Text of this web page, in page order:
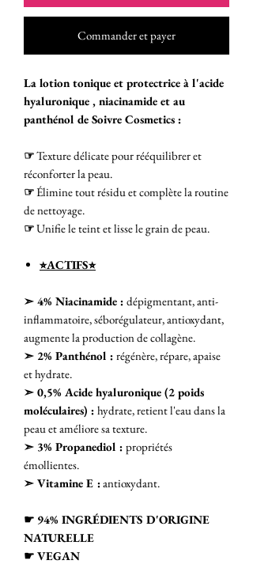
Commander et payer
La lotion tonique et protectrice à l'acide
hyaluronique , niacinamide et au
panthénol de Soivre Cosmetics :
☞Texture délicate pour rééquilibrer et
réconforter la peau.
☞Élimine tout résidu et complète la routine
de nettoyage.
☞Unifie le teint et lisse le grain de peau.
⭐︎ACTIFS⭐︎
➣ 4% Niacinamide : dépigmentant, anti-
inflammatoire, séborégulateur, antioxydant,
augmente la production de collagène.
➣ 2% Panthénol : régénère, répare, apaise
et hydrate.
➣ 0,5% Acide hyaluronique (2 poids
moléculaires) : hydrate, retient l'eau dans la
peau et améliore sa texture.
➣ 3% Propanediol : propriétés
émollientes.
➣ Vitamine E :antioxydant.
☛ 94% INGRÉDIENTS D'ORIGINE
NATURELLE
☛ VEGAN